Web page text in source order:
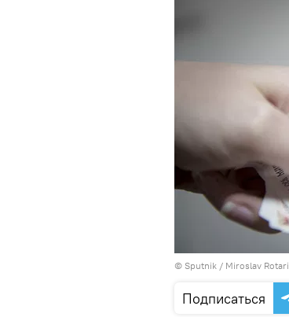
© Sputnik / Miroslav Rotari
Подписаться